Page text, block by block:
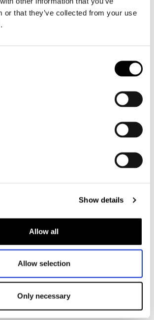
or that they’ve collected from your use
Show details
Allow all
Allow selection
Only necessary